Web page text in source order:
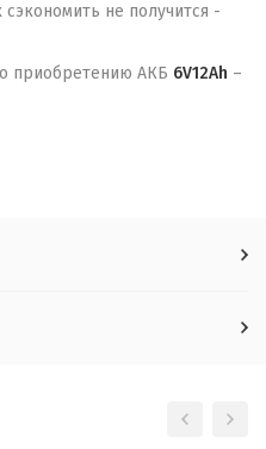
не получится -
приобретению АКБ 6V12Ah –